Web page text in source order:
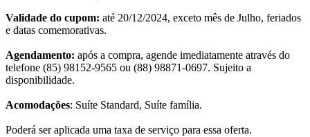
Validade do cupom: até 20/12/2024, exceto mês de Julho, feriados
e datas comemorativas.
Agendamento: após a compra, agende imediatamente através do
telefone (85) 98152-9565 ou (88) 98871-0697. Sujeito a
disponibilidade.
Acomodações: Suíte Standard, Suíte família.
Poderá ser aplicada uma taxa de serviço para essa oferta.